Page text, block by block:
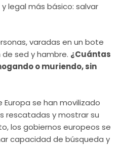
legal más básico: salvar
varadas en un bote
sed y hambre. ¿Cuántas
o muriendo, sin
se han movilizado
rescatadas y mostrar su
los gobiernos europeos se
capacidad de búsqueda y